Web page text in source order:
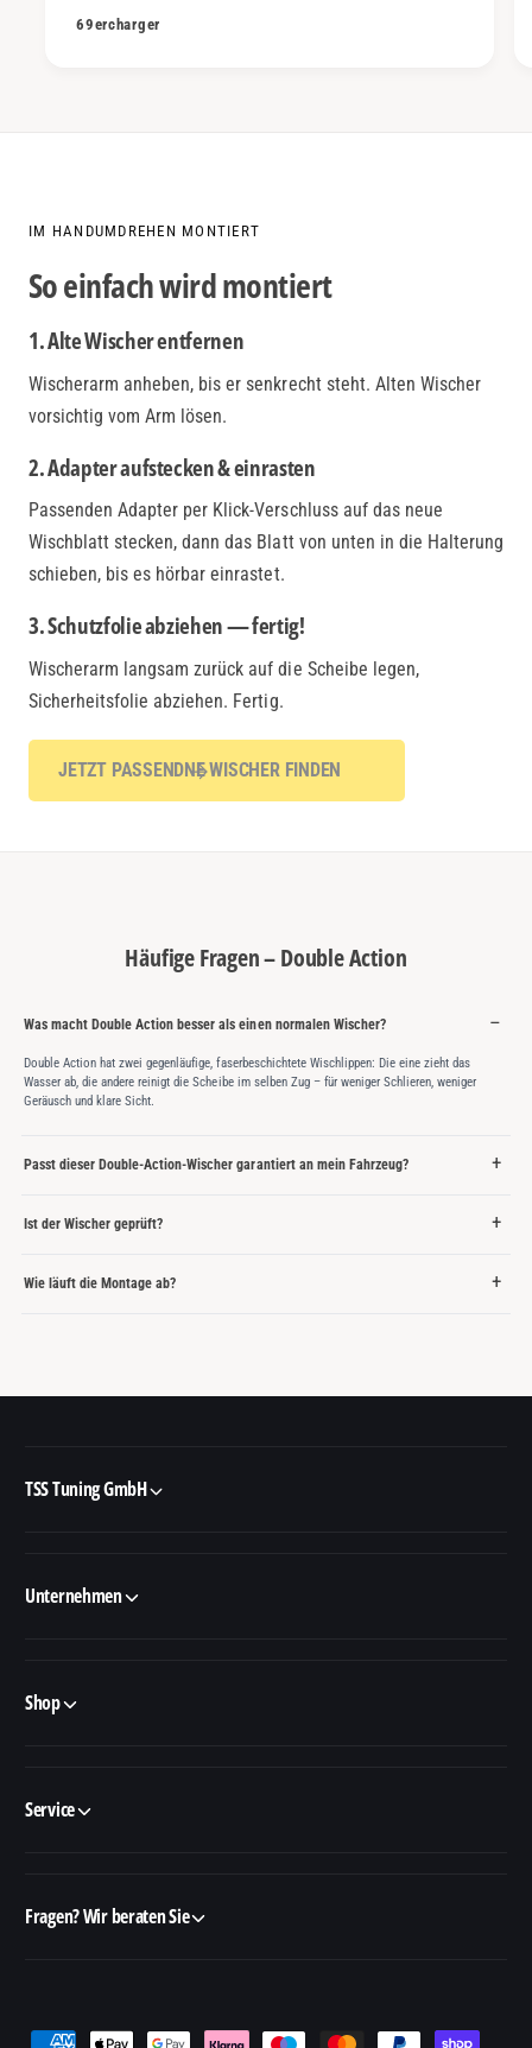
69ercharger
IM HANDUMDREHEN MONTIERT
So einfach wird montiert
1. Alte Wischer entfernen
Wischerarm anheben, bis er senkrecht steht. Alten Wischer
vorsichtig vom Arm lösen.
2. Adapter aufstecken & einrasten
Passenden Adapter per Klick-Verschluss auf das neue
Wischblatt stecken, dann das Blatt von unten in die Halterung
schieben, bis es hörbar einrastet.
3. Schutzfolie abziehen — fertig!
Wischerarm langsam zurück auf die Scheibe legen,
Sicherheitsfolie abziehen. Fertig.
JETZT PASSENDNE WISCHER FINDEN
Häufige Fragen – Double Action
Was macht Double Action besser als einen normalen Wischer?
Double Action hat zwei gegenläufige, faserbeschichtete Wischlippen: Die eine zieht das
Wasser ab, die andere reinigt die Scheibe im selben Zug – für weniger Schlieren, weniger
Geräusch und klare Sicht.
Passt dieser Double-Action-Wischer garantiert an mein Fahrzeug?
Ist der Wischer geprüft?
Wie läuft die Montage ab?
TSS Tuning GmbH
Unternehmen
Shop
Service
Fragen? Wir beraten Sie